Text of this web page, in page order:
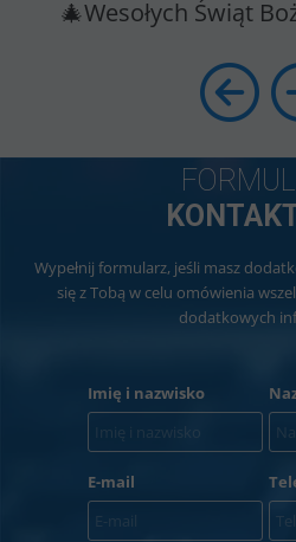
🎄Wesołych Świąt
Wypełnij formularz, jeśli masz
się z Tobą w celu omówienia
dodatkowych
Imię i nazwisko
E-mail